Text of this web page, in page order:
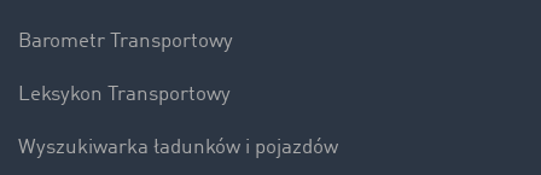
Barometr Transportowy
Leksykon Transportowy
Wyszukiwarka ładunków i pojazdów